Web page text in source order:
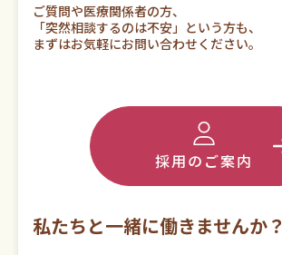
ご質問や医療関係者の方、
「突然相談するのは不安」という方も、
まずはお気軽にお問い合わせください。
採用のご案内
私たちと一緒に働きませんか？